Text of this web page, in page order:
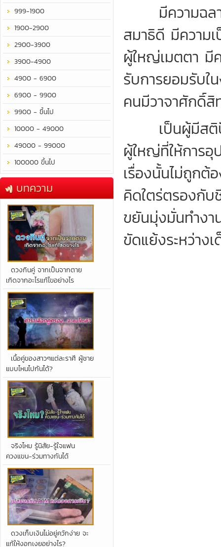
999-1900
1900-2900
2900-3900
3900-4900
4900 - 6900
6900 - 9900
9900 - ขึ้นไป
10000 - 49000
49000 - 99000
100000 ขึ้นไป
บทความ
​ดวงกินคู่ จากเป็นจากตาย
เกิดจากอะไรแก้ไขอย่างไร
เนื้อคู่ของสาวๆแต่ละราศี ผู้ชาย
แบบไหนไปกันได้?
จริงไหม รู้นิสัย-รู้ใจแฟน
ควงแขน-ร่วมทางกันได้
ดวงเก็บเงินไม่อยู่ควักง่าย จะ
แก้ให้งอกเงยอย่างไร?
มีความฉลาด
สมาธิดี มีความ
ผู้ใหญ่เมตตา มี
รับการยอมรับ
คนมีวาจาศักดิ์
เป็นผู้มีสติปั
ผู้ใหญ่ที่ให้การอุ
เรื่องนั้นไม่ถูกต้
คิดใตร่ตรองกับ
ขยันมุ่งมั่นทำงา
ขัดแย้งระหว่าง